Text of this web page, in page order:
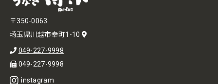
〒350-0063
埼玉県川越市幸町1-10
049-227-9998
049-227-9998
instagram